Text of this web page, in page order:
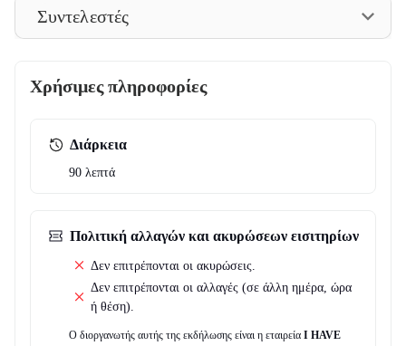
underground dance club
σκηνοθέτη εστιάζει με closeups στις βαθύτερες σκέψεις, τα
Kleimenovaμας καθοδηγεί στα άδυτα της ιεροτελεστίας του
υποδύονται τον εαυτό τους και να ξεδιπλώνουν τις πιο μύχιες
σκέψεις τους διαμορφώνοντας το σενάριο αυτής της fiction-
documentary ταινίας.
Είπαν για το EX:
Συντελεστές
Χρήσιμες πληροφορίες
Διάρκεια
90 λεπτά
Πολιτική αλλαγών και ακυρώσεων εισιτηρίων
Δεν επιτρέπονται οι ακυρώσεις.
Δεν επιτρέπονται οι αλλαγές (σε άλλη ημέρα, ώρα
ή θέση).
Ο διοργανωτής αυτής της εκδήλωσης είναι η εταιρεία I HAVE